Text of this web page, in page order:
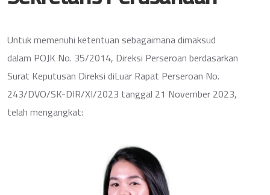
Untuk memenuhi ketentuan sebagaimana dimaksud
dalam POJK No. 35/2014, Direksi Perseroan berdasarkan
Surat Keputusan Direksi diLuar Rapat Perseroan No.
243/DVO/SK-DIR/XI/2023 tanggal 21 November 2023,
telah mengangkat: